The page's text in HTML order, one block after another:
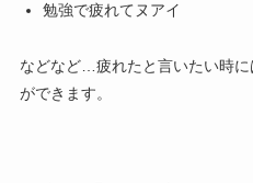
勉強で疲れてヌアイ
などなど…疲れたと言いたい時
ができます。